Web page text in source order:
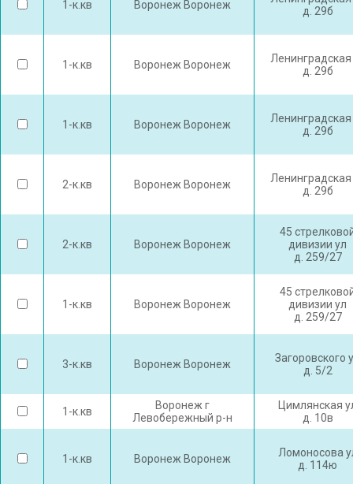
1-к.кв Воронеж Воронеж
д. 29б
1-к.кв Воронеж Воронеж
Ленинградская
д. 29б
1-к.кв Воронеж Воронеж
Ленинградская
д. 29б
2-к.кв Воронеж Воронеж
Ленинградская
д. 29б
2-к.кв Воронеж Воронеж
45
дивизии ул
д. 259/27
1-к.кв Воронеж Воронеж
45
дивизии ул
д. 259/27
3-к.кв Воронеж Воронеж
Загоровского
д. 5/2
1-к.кв
Воронеж г
Левобережный р-н
Цимлянская
д. 10в
1-к.кв Воронеж Воронеж
Ломоносова
д. 114ю